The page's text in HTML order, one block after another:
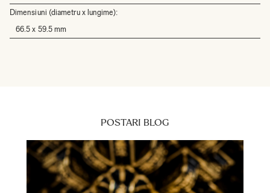
Dimensiuni (diametru x lungime):
66.5 x 59.5 mm
POSTARI BLOG